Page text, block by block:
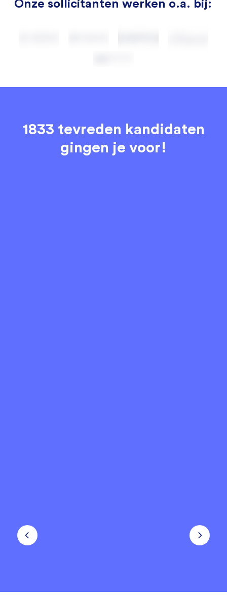
Onze sollicitanten werken o.a. bij:
1833 tevreden kandidaten
gingen je voor!